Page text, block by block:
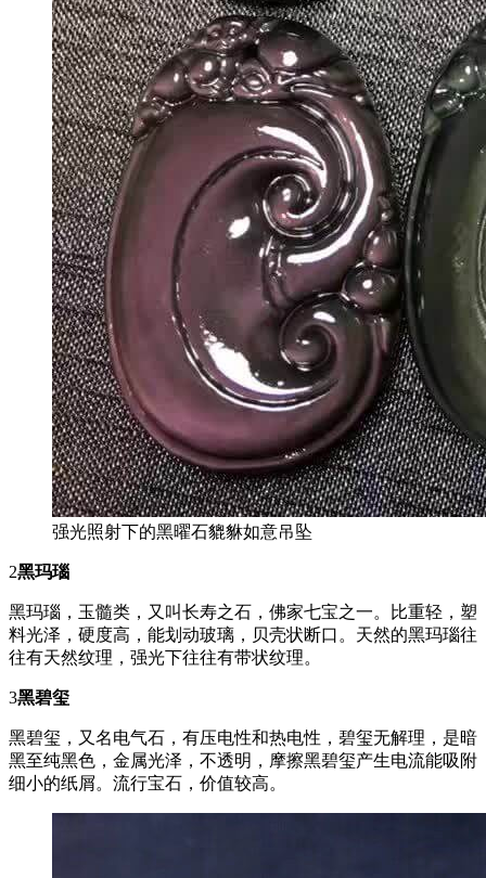
强光照射下的黑曜石貔貅如意吊坠
2黑玛瑙
黑玛瑙，玉髓类，又叫长寿之石，佛家七宝之一。比重轻，塑
料光泽，硬度高，能划动玻璃，贝壳状断口。天然的黑玛瑙往
往有天然纹理，强光下往往有带状纹理。
3黑碧玺
黑碧玺，又名电气石，有压电性和热电性，碧玺无解理，是暗
黑至纯黑色，金属光泽，不透明，摩擦黑碧玺产生电流能吸附
细小的纸屑。流行宝石，价值较高。